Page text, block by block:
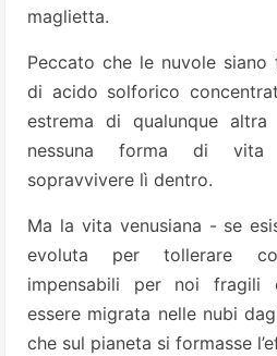
maglietta.
Peccato che le nuvole
di acido solforico
estrema di qualunque altra
nessuna forma di vita
sopravvivere lì dentro.
Ma la vita venusiana - se
evoluta per tollerare
impensabili per noi fragili
essere migrata nelle nubi
che sul pianeta si formasse